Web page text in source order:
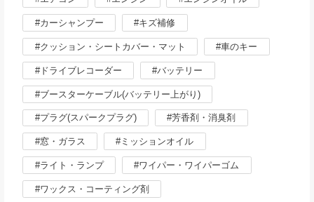
カーシャンプー キズ補修
クッション・シートカバー・マット 車のキー
ドライブレコーダー バッテリー
ブースターケーブル(バッテリー上がり)
プラグ(スパークプラグ) 芳香剤・消臭剤
窓・ガラス ミッションオイル
ライト・ランプ ワイパー・ワイパーゴム
ワックス・コーティング剤